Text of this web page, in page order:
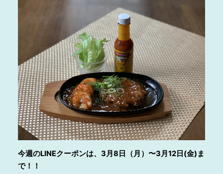
今週のLINEクーポンは、3月8日（月）〜3月12日(金)ま
で！！